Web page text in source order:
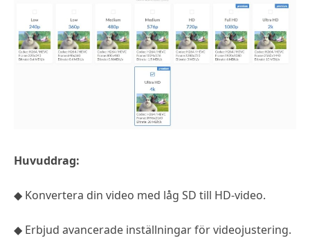
Huvuddrag:
◆ Konvertera din video med låg SD till HD-video.
◆ Erbjud avancerade inställningar för videojustering.